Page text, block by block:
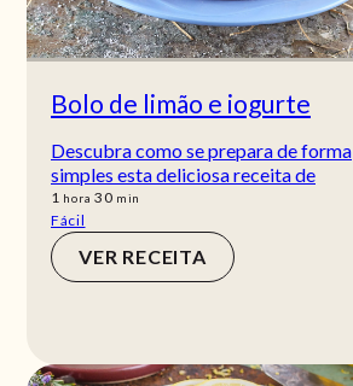
Bolo de limão e iogurte
Descubra como se prepara de forma
simples esta deliciosa receita de
1 hora
hora 30min
min
Fácil
VER RECEITA